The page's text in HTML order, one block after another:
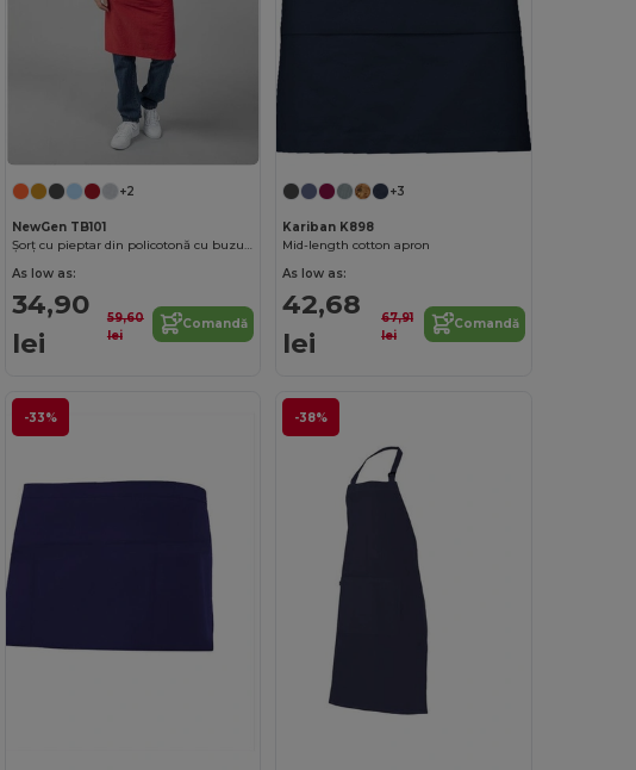
+2
NewGen TB101
Șorț cu pieptar din policotonă cu buzunar
As low as:
34,90
lei
59,60
lei
Comandă
+3
Kariban K898
Mid-length cotton apron
As low as:
42,68
lei
67,91
lei
Comandă
-33% -38%